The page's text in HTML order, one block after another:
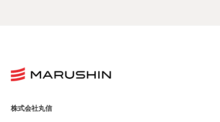
株式会社丸信